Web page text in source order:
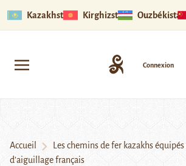
Kazakhstan Kirghizstan Ouzbékistan
Connexion
Accueil
Les chemins de fer kazakhs
d’aiguillage français